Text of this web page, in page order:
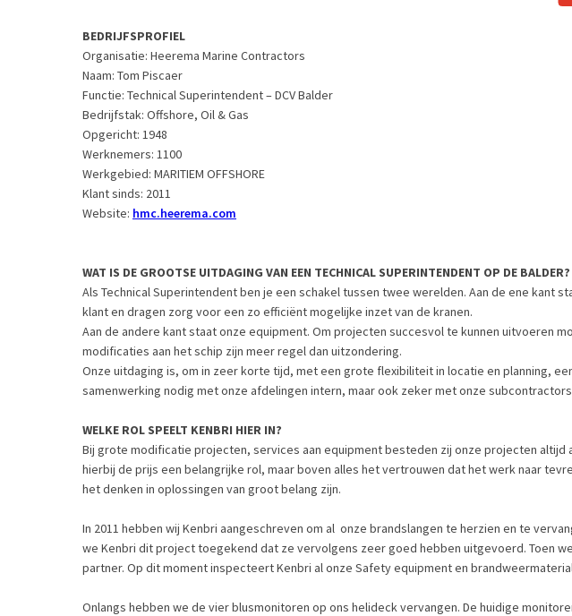
BEDRIJFSPROFIEL
Organisatie: Heerema Marine Contractors
Naam: Tom Piscaer
Functie: TechnicalSuperintendent– DCV Balder
Bedrijfstak: Offshore, Oil & Gas
Opgericht: 1948
Werknemers: 1100
Werkgebied: MARITIEM OFFSHORE
Klant sinds: 2011
Website: hmc.heerema.com
WAT IS DE GROOTSE UITDAGING VAN EEN TECHNICAL SUPERINTENDENT OP DE BALDER?
Als Technical Superintendent ben je een schakel tussen twee werelden. Aan de ene
klant en dragen zorg voor een zo efficiënt mogelijke inzet van de kranen.
Aan de andere kant staat onze equipment. Om projecten succesvol te kunnen uitvoeren
modificaties aan het schip zijn meer regel dan uitzondering.
Onze uitdaging is, om in zeer korte tijd, met een grote flexibiliteit in locatie en planning,
samenwerking nodig met onze afdelingen intern, maar ook zeker met onze
WELKE ROL SPEELT KENBRI HIER IN?
Bij grote modificatie projecten, services aan equipment besteden zij onze projecten
hierbij de prijs een belangrijke rol, maar boven alles het vertrouwen dat het werk naar
het denken in oplossingen van groot belang zijn.
In 2011 hebben wij Kenbri aangeschreven om al onze brandslangen te herzien en te
we Kenbri dit project toegekend dat ze vervolgens zeer goed hebben uitgevoerd. Toen
partner. Op dit moment inspecteert Kenbri al onze Safety equipment en
Onlangs hebben we de vier blusmonitoren op ons helideck vervangen. De huidige